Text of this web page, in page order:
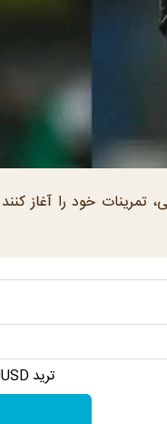
تمرینات خود را آغاز
ترید XAUUSD با اسپرد از صفر پیپ